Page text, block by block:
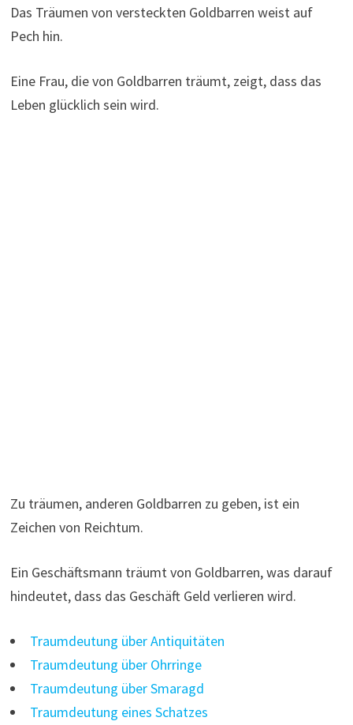
Das Träumen von versteckten Goldbarren weist auf
Pech hin.
Eine Frau, die von Goldbarren träumt, zeigt, dass das
Leben glücklich sein wird.
Zu träumen, anderen Goldbarren zu geben, ist ein
Zeichen von Reichtum.
Ein Geschäftsmann träumt von Goldbarren, was darauf
hindeutet, dass das Geschäft Geld verlieren wird.
Traumdeutung über Antiquitäten
Traumdeutung über Ohrringe
Traumdeutung über Smaragd
Traumdeutung eines Schatzes